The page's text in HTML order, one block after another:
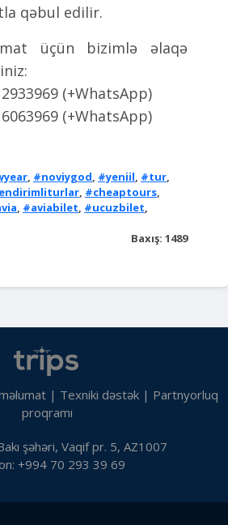
qəbul edilir.
üçün bizimlə əlaqə
(+WhatsApp)
(+WhatsApp)
#noviygod #yeniil #tur
#cheaptours
#aviabilet #ucuzbilet
Baxış: 1489
| Texniki dəstək | Partnyorluq
proqramı
şəhəri, Vaqif pr. 5, AZ1007
+994 70 293 39 69